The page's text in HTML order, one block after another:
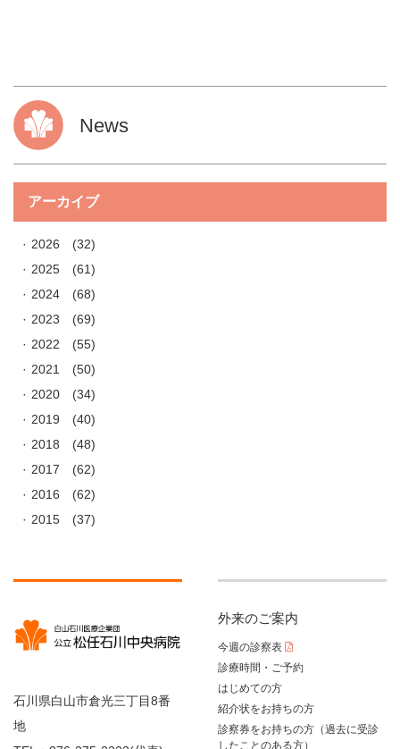
News
アーカイブ
2026
(32)
2025
(61)
2024
(68)
2023
(69)
2022
(55)
2021
(50)
2020
(34)
2019
(40)
2018
(48)
2017
(62)
2016
(62)
2015
(37)
石川県白山市倉光三丁目8番
地
外来のご案内
今週の診察表
診療時間・ご予約
はじめての方
紹介状をお持ちの方
診察券をお持ちの方（過去に受診
したことのある方）